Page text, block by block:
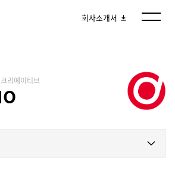
회사소개서
크리에이티브